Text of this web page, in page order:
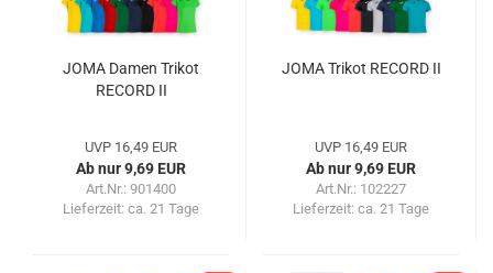
JOMA Damen Trikot
RECORD II
UVP 16,49 EUR
Ab nur 9,69 EUR
Art.Nr.: 901400
Lieferzeit: ca. 21 Tage
JOMA Trikot RECORD II
UVP 16,49 EUR
Ab nur 9,69 EUR
Art.Nr.: 102227
Lieferzeit: ca. 21 Tage